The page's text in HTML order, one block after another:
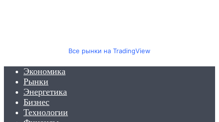
Все рынки на TradingView
Экономика
Рынки
Энергетика
Бизнес
Технологии